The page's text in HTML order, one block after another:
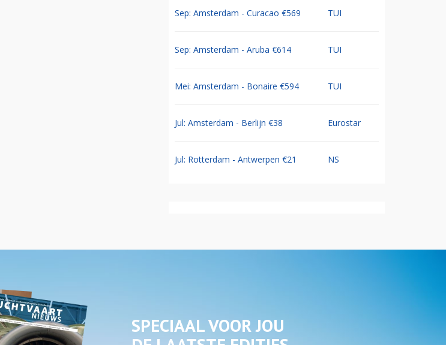
Sep: Amsterdam - Curacao €569 TUI
Sep: Amsterdam - Aruba €614 TUI
Mei: Amsterdam - Bonaire €594 TUI
Jul: Amsterdam - Berlijn €38 Eurostar
Jul: Rotterdam - Antwerpen €21 NS
SPECIAAL VOOR JOU